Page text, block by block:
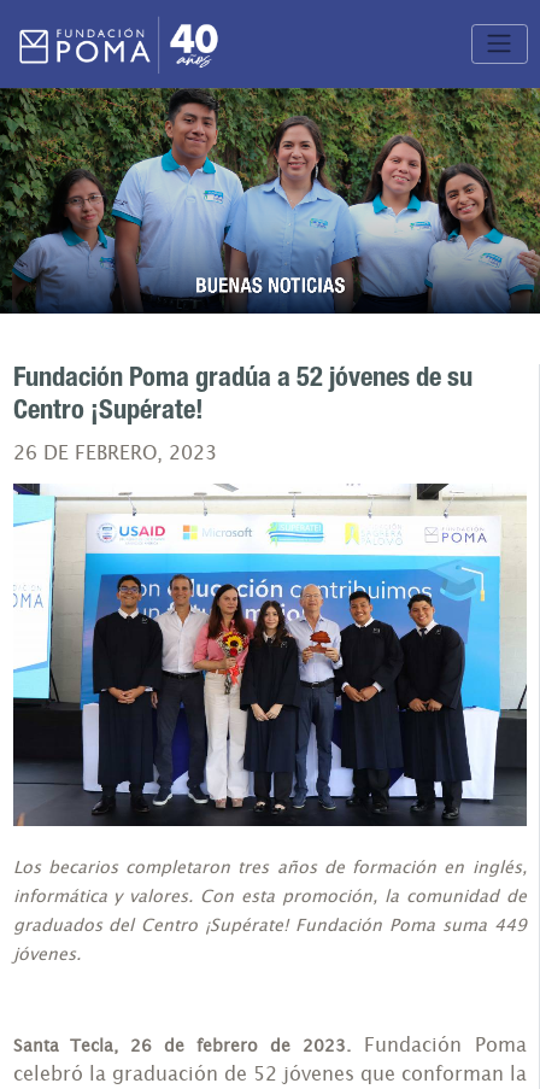
Fundación Poma gradúa a 52 jóvenes de su
Centro ¡Supérate!
26 DE FEBRERO, 2023
Los becarios completaron tres años de formación en inglés,
informática y valores. Con esta promoción, la comunidad de
graduados del Centro ¡Supérate! Fundación Poma suma 449
jóvenes.
Santa Tecla, 26 de febrero de 2023.Fundación Poma
celebró la graduación de 52 jóvenes que conforman la